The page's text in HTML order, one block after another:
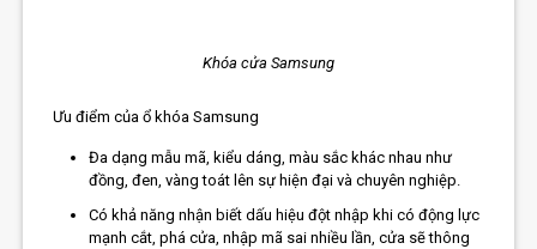
Khóa cửa Samsung
Ưu điểm của ổ khóa Samsung
Đa dạng mẫu mã, kiểu dáng, màu sắc khác nhau như
đồng, đen, vàng toát lên sự hiện đại và chuyên nghiệp.
Có khả năng nhận biết dấu hiệu đột nhập khi có động lực
mạnh cắt, phá cửa, nhập mã sai nhiều lần, cửa sẽ thông